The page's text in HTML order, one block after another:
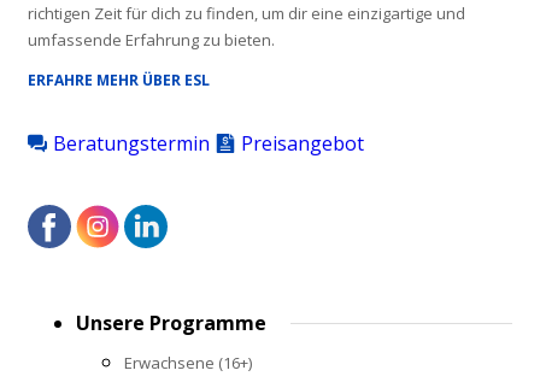
richtigen Zeit für dich zu finden, um dir eine einzigartige und
umfassende Erfahrung zu bieten.
ERFAHRE MEHR ÜBER ESL
Beratungstermin Preisangebot
menuUnsere Programme
Erwachsene (16+)